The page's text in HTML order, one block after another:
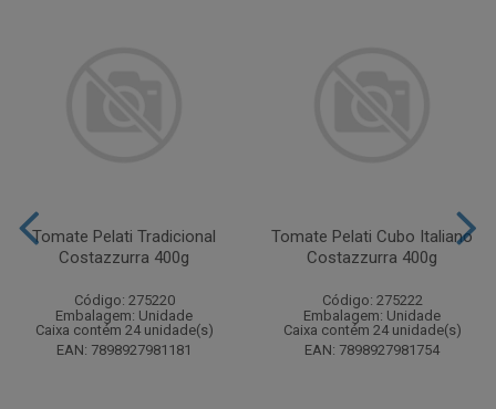
Tomate Pelati Tradicional
Costazzurra 400g
Código: 275220
Embalagem: Unidade
Caixa contém 24 unidade(s)
EAN: 7898927981181
Tomate Pelati Cubo Italiano
Costazzurra 400g
Código: 275222
Embalagem: Unidade
Caixa contém 24 unidade(s)
EAN: 7898927981754